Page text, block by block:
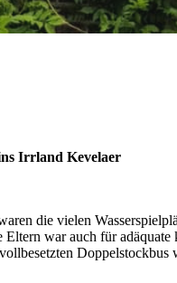
Irrland Kevelaer
die vielen
war auch für
Doppelstockbus